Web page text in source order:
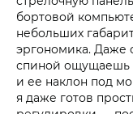
бортовой
небольших
эргономика. Даже
спиной ощущаешь
и ее наклон под
я даже готов